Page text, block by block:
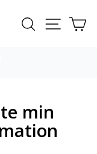
Sök
min